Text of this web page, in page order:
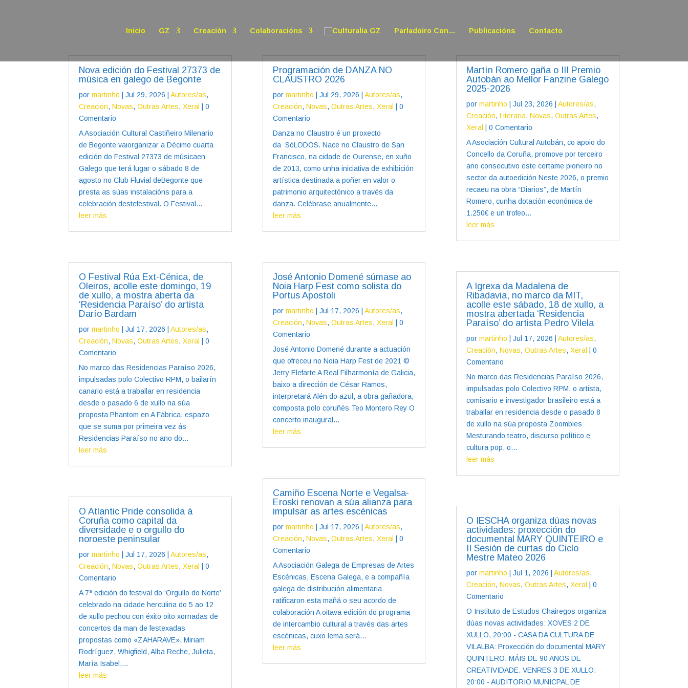
Inicio GZ Creación Colaboracións Parladoiro Con… Publicacións Contacto
Nova edición do Festival 27373 de
música en galego de Begonte
pormartinho |Jul 29, 2026 |Autores/as,
Creación,Novas,Outras Artes,Xeral | 0
Comentario
A Asociación Cultural Castiñeiro Milenario
de Begonte vaiorganizar a Décimo cuarta
edición do Festival 27373 de músicaen
Galego que terá lugar o sábado 8 de
agosto no Club Fluvial deBegonte que
presta as súas instalacións para a
celebración destefestival. O Festival...
leer más
O Festival Rúa Ext-Cénica, de
Oleiros, acolle este domingo, 19
de xullo, a mostra aberta da
‘Residencia Paraíso’ do artista
Darío Bardam
pormartinho |Jul 17, 2026 |Autores/as,
Creación,Novas,Outras Artes,Xeral
| 0
Comentario
No marco das Residencias Paraíso 2026,
impulsadas polo Colectivo RPM, o bailarín
canario está a traballar en residencia
desde o pasado 6 de xullo na súa
proposta Phantom en A Fábrica, espazo
que se suma por primeira vez ás
Residencias Paraíso no ano do...
leer más
O Atlantic Pride consolida á
Coruña como capital da
diversidade e o orgullo do
noroeste peninsular
pormartinho |Jul 17, 2026 |Autores/as,
Creación,Novas,Outras Artes,Xeral
| 0
Comentario
A 7ª edición do festival do ‘Orgullo do Norte’
celebrado na cidade herculina do 5 ao 12
de xullo pechou con éxito oito xornadas de
concertos da man de festexadas
propostas como «ZAHARAVE», Miriam
Rodríguez, Whigfield, Alba Reche, Julieta,
María Isabel,...
leer más
Programación de DANZA NO
CLAUSTRO 2026
por martinho | Jul 29, 2026 | Autores/as,
Creación, Novas, Outras Artes, Xeral | 0
Comentario
Danza no Claustro é un proxecto
da SóLODOS. Nace no Claustro de San
Francisco, na cidade de Ourense, en xuño
de 2013, como unha iniciativa de exhibición
artística destinada a poñer en valor o
patrimonio arquitectónico a través da
danza. Celébrase anualmente...
leer más
José Antonio Domené súmase ao
Noia Harp Fest como solista do
Portus Apostoli
por martinho Jul 17, 2026 Autores/as,
Creación, Novas, Outras Artes, Xeral
| 0
Comentario
José Antonio Domené durante a actuación
que ofreceu no Noia Harp Fest de 2021 ©
Jerry Elefarte A Real Filharmonía de Galicia,
baixo a dirección de César Ramos,
interpretará Alén do azul, a obra gañadora,
composta polo coruñés Teo Montero Rey O
concerto inaugural...
leer más
Camiño Escena Norte e Vegalsa-
Eroski renovan a súa alianza para
impulsar as artes escénicas
por martinho Jul 17, 2026 Autores/as,
Creación, Novas, Outras Artes, Xeral
| 0
Comentario
A Asociación Galega de Empresas de Artes
Escénicas, Escena Galega, e a compañía
galega de distribución alimentaria
ratificaron esta mañá o seu acordo de
colaboración A oitava edición do programa
de intercambio cultural a través das artes
escénicas, cuxo lema será...
leer más
Martín Romero gaña o III Premio
Autobán ao Mellor Fanzine Galego
2025-2026
por martinho | Jul 23, 2026 | Autores/as,
Creación, Literaria, Novas, Outras Artes,
Xeral | 0 Comentario
A Asociación Cultural Autobán, co apoio do
Concello da Coruña, promove por terceiro
ano consecutivo este certame pioneiro no
sector da autoedición Neste 2026, o premio
recaeu na obra “Diarios”, de Martín
Romero, cunha dotación económica de
1.250€ e un trofeo...
leer más
A Igrexa da Madalena de
Ribadavia, no marco da MIT,
acolle este sábado, 18 de xullo, a
mostra abertada ‘Residencia
Paraíso’ do artista Pedro Vilela
por martinho Jul 17, 2026 Autores/as,
Creación, Novas, Outras Artes, Xeral
| 0
Comentario
No marco das Residencias Paraíso 2026,
impulsadas polo Colectivo RPM, o artista,
comisario e investigador brasileiro está a
traballar en residencia desde o pasado 8
de xullo na súa proposta Zoombies
Mesturando teatro, discurso político e
cultura pop, o...
leer más
O IESCHA organiza dúas novas
actividades: proxección do
documental MARY QUINTEIRO e
II Sesión de curtas do Ciclo
Mestre Mateo 2026
por martinho Jul 1, 2026 Autores/as,
Creación, Novas, Outras Artes, Xeral
| 0
Comentario
O Instituto de Estudos Chairegos organiza
dúas novas actividades: XOVES 2 DE
XULLO, 20:00 - CASA DA CULTURA DE
VILALBA: Proxección do documental MARY
QUINTERO, MÁIS DE 90 ANOS DE
CREATIVIDADE. VENRES 3 DE XULLO:
20:00 - AUDITORIO MUNICPAL DE